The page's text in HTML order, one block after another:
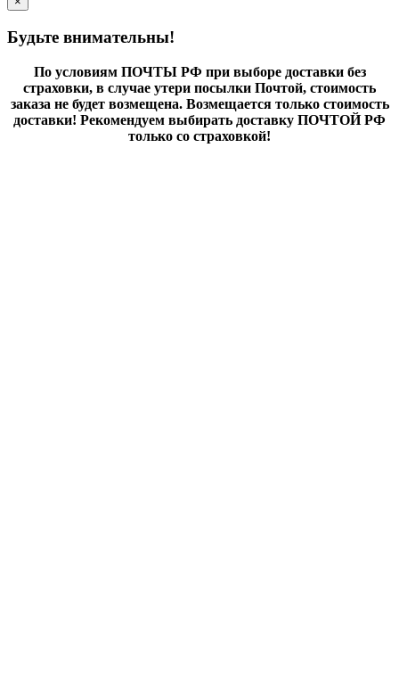
Будьте внимательны!
По условиям ПОЧТЫ РФ при выборе доставки без
страховки, в случае утери посылки Почтой, стоимость
заказа не будет возмещена. Возмещается только стоимость
доставки! Рекомендуем выбирать доставку ПОЧТОЙ РФ
только со страховкой!